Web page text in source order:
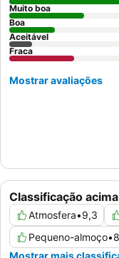
Classificação
Atmosfera•9,3
Pequeno-almoço•
Muito boa
Boa
Aceitável
Fraca
Mostrar avaliações